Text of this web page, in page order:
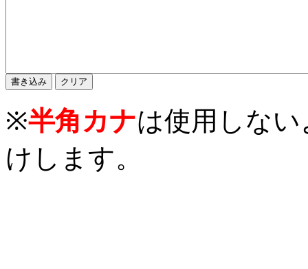
※半角カナは使用しな
けします。